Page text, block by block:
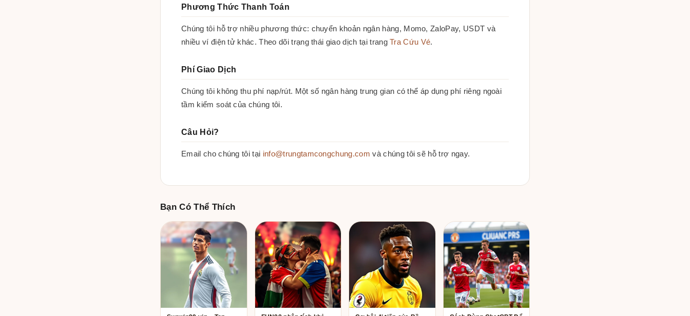
Phương Thức Thanh Toán
Chúng tôi hỗ trợ nhiều phương thức: chuyển khoản ngân hàng, Momo, ZaloPay, USDT và
nhiều ví điện tử khác. Theo dõi trạng thái giao dịch tại trangTra Cứu Vé.
Phí Giao Dịch
Chúng tôi không thu phí nạp/rút. Một số ngân hàng trung gian có thể áp dụng phí riêng ngoài
tầm kiểm soát của chúng tôi.
Câu Hỏi?
Email cho chúng tôi tại info@trungtamcongchung.com và chúng tôi sẽ hỗ trợ ngay.
Bạn Có Thể Thích